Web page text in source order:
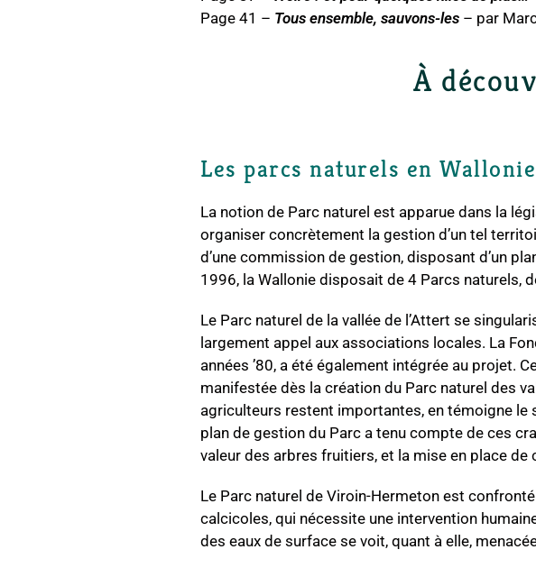
Page 41 – Tous ensemble, sauvons-les – par
À
Les parcs naturels en Wallonie
La notion de Parc naturel est apparue dans la
organiser concrètement la gestion d’un tel
d’une commission de gestion, disposant d’un
1996, la Wallonie disposait de 4 Parcs naturels,
Le Parc naturel de la vallée de l’Attert se
largement appel aux associations locales. La
années ’80, a été également intégrée au projet.
manifestée dès la création du Parc naturel des
agriculteurs restent importantes, en témoigne le
plan de gestion du Parc a tenu compte de ces
valeur des arbres fruitiers, et la mise en place
Le Parc naturel de Viroin-Hermeton est
calcicoles, qui nécessite une intervention
des eaux de surface se voit, quant à elle,